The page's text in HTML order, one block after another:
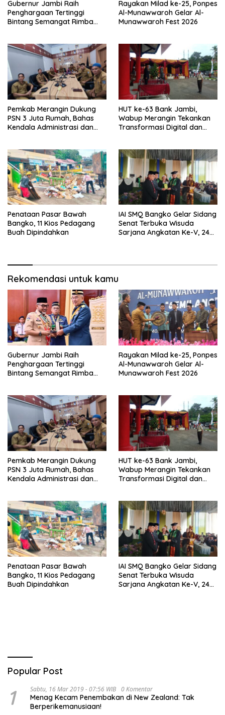
Gubernur Jambi Raih
Penghargaan Tertinggi
Bintang Semangat Rimba
Rayakan Milad ke-25, Ponpes
Al-Munawwaroh Gelar Al-
Munawwaroh Fest 2026
Pemkab Merangin Dukung
PSN 3 Juta Rumah, Bahas
Kendala Administrasi dan
HUT ke-63 Bank Jambi,
Wabup Merangin Tekankan
Transformasi Digital dan
Penataan Pasar Bawah
Bangko, 11 Kios Pedagang
Buah Dipindahkan
IAI SMQ Bangko Gelar Sidang
Senat Terbuka Wisuda
Sarjana Angkatan Ke-V, 243
Rekomendasi untuk kamu
Gubernur Jambi Raih
Penghargaan Tertinggi
Bintang Semangat Rimba
Rayakan Milad ke-25, Ponpes
Al-Munawwaroh Gelar Al-
Munawwaroh Fest 2026
Pemkab Merangin Dukung
PSN 3 Juta Rumah, Bahas
Kendala Administrasi dan
HUT ke-63 Bank Jambi,
Wabup Merangin Tekankan
Transformasi Digital dan
Penataan Pasar Bawah
Bangko, 11 Kios Pedagang
Buah Dipindahkan
IAI SMQ Bangko Gelar Sidang
Senat Terbuka Wisuda
Sarjana Angkatan Ke-V, 243
Popular Post
1 Sabtu, 16 Mar 2019 - 07:56 WIB 0 Komentar
Menag Kecam Penembakan di New Zealand: Tak
Berperikemanusiaan!